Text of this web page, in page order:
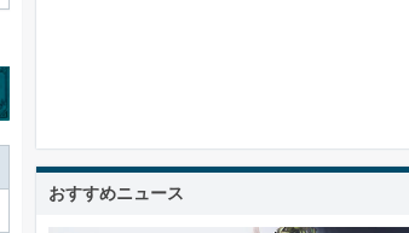
おすすめニュース